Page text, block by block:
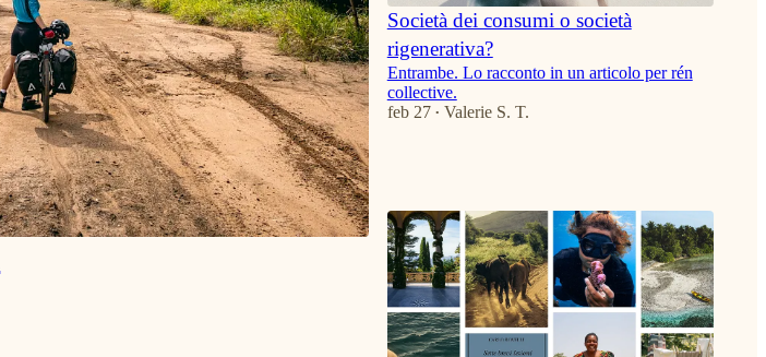
Società dei consumi o società
rigenerativa?
Entrambe. Lo racconto in un articolo per rén
collective.
feb 27 • Valerie S. T.